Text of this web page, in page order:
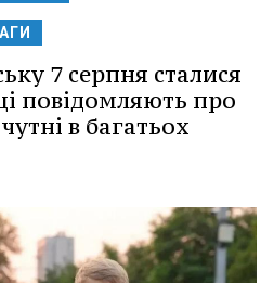
7 серпня сталися
повідомляють про
в багатьох